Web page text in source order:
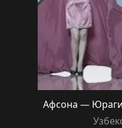
Афсона —